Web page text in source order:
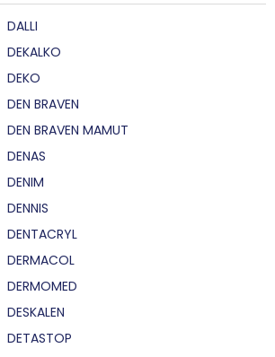
DALLI
DEKALKO
DEKO
DEN BRAVEN
DEN BRAVEN MAMUT
DENAS
DENIM
DENNIS
DENTACRYL
DERMACOL
DERMOMED
DESKALEN
DETASTOP